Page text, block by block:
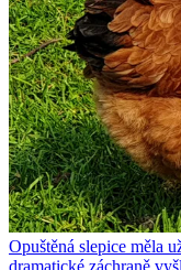
Opuštěná slepice měla